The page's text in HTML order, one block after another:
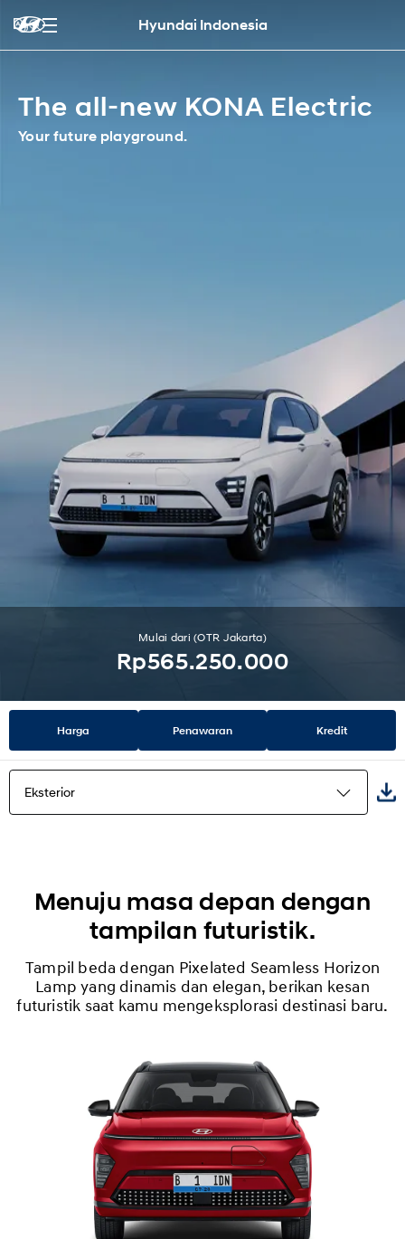
Hyundai Indonesia
The all-new KONA Electric
Your future playground.
Mulai dari (OTR Jakarta)
Rp565.250.000
Harga Penawaran Kredit
Eksterior
Highlights
Interior
Kenyamanan
Menuju masa depan dengan
tampilan futuristik.
Tampil beda dengan Pixelated Seamless Horizon
Lamp yang dinamis dan elegan, berikan kesan
futuristik saat kamu mengeksplorasi destinasi baru.